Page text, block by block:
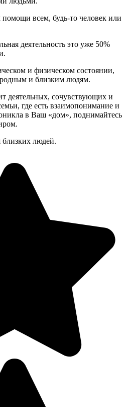
помощи всем, будь-то человек или
деятельность это уже 50%
и физическом состоянии,
и близким людям.
деятельных, сочувствующих и
где есть взаимопонимание и
в Ваш «дом», поднимайтесь
людей.